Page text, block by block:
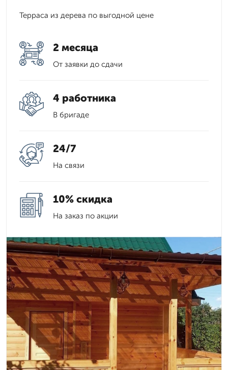
Терраса из дерева по выгодной цене
2 месяца
От заявки до сдачи
4 работника
В бригаде
24/7
На связи
10% скидка
На заказ по акции